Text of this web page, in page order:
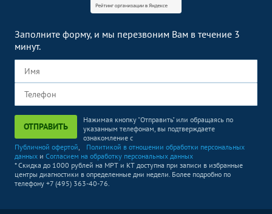
Заполните форму, и мы перезвоним Вам в течение 3
минут.
ОТПРАВИТЬ
Нажимая кнопку "Отправить" или обращаясь по
указанным телефонам, вы подтверждаете
ознакомление с
Публичной офертой,
Политикой в отношении обработки персональных
данных и Согласием на обработку персональных данных
* Скидка до 1000 рублей на МРТ и КТ доступна при записи в избранные
центры диагностики в определенные дни недели. Более подробно по
телефону +7 (495) 363-40-76.